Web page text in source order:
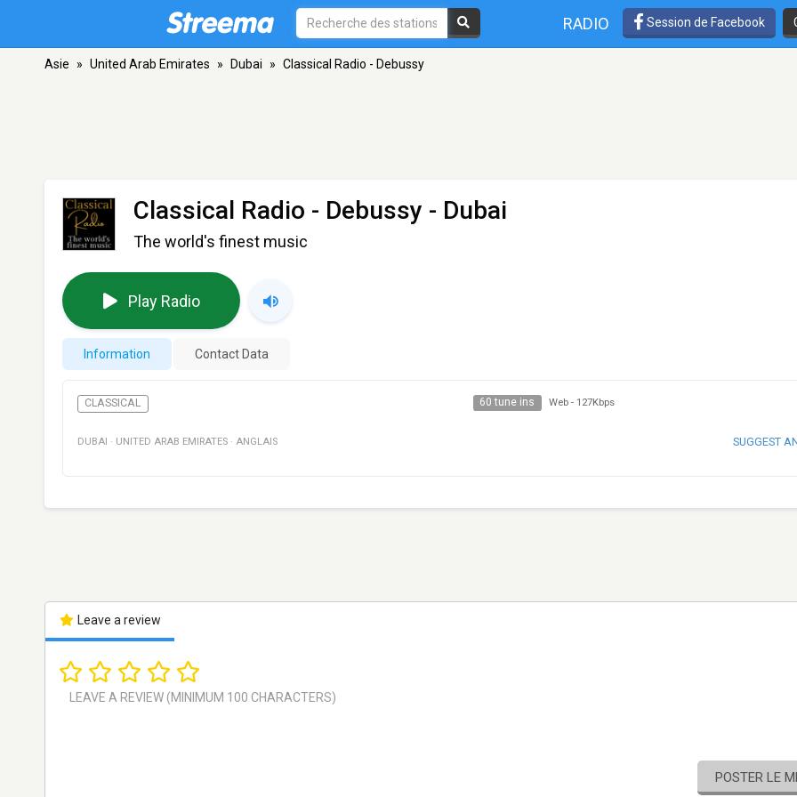
RADIO Session de Facebook
Asie » United Arab Emirates » Dubai » Classical Radio - Debussy
Classical Radio - Debussy - Dubai
The world's finest music
Play Radio
Information Contact Data
CLASSICAL 60 tune ins Web - 127Kbps
DUBAI · UNITED ARAB EMIRATES · ANGLAIS SUGGEST
Leave a review
POSTER LE